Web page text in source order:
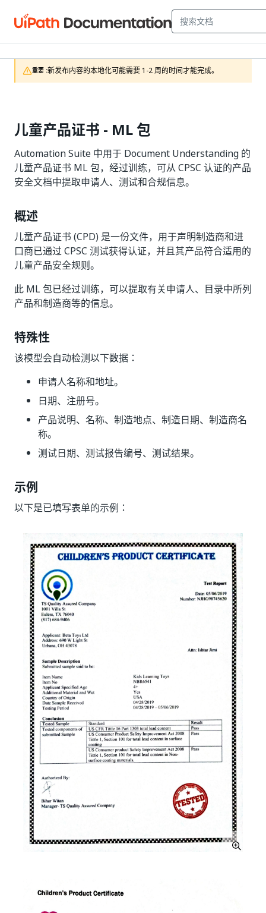
重要 :新发布内容的本地化可能需要 1-2 周的时间才能完成。
儿童产品证书 - ML 包
Automation Suite 中用于 Document Understanding 的
儿童产品证书 ML 包，经过训练，可从 CPSC 认证的产品
安全文档中提取申请人、测试和合规信息。
概述
儿童产品证书 (CPD) 是一份文件，用于声明制造商和进
口商已通过 CPSC 测试获得认证，并且其产品符合适用的
儿童产品安全规则。
此 ML 包已经过训练，可以提取有关申请人、目录中所列
产品和制造商等的信息。
特殊性
该模型会自动检测以下数据：
申请人名称和地址。
日期、注册号。
产品说明、名称、制造地点、制造日期、制造商名
称。
测试日期、测试报告编号、测试结果。
示例
以下是已填写表单的示例：